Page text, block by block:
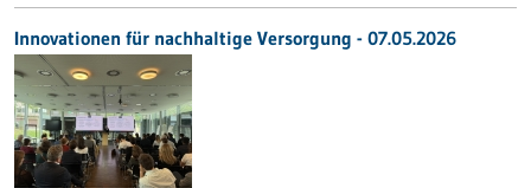
Innovationen für nachhaltige Versorgung - 07.05.2026